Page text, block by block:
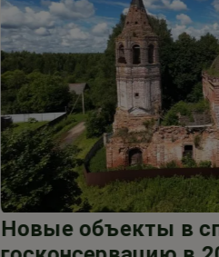
Новые объекты в